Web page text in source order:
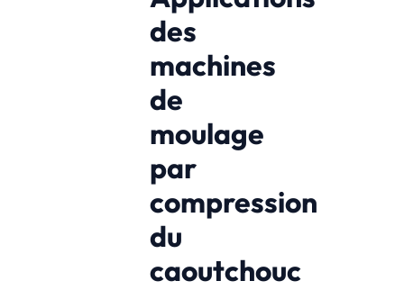
des
machines
de
moulage
par
compression
du
caoutchouc